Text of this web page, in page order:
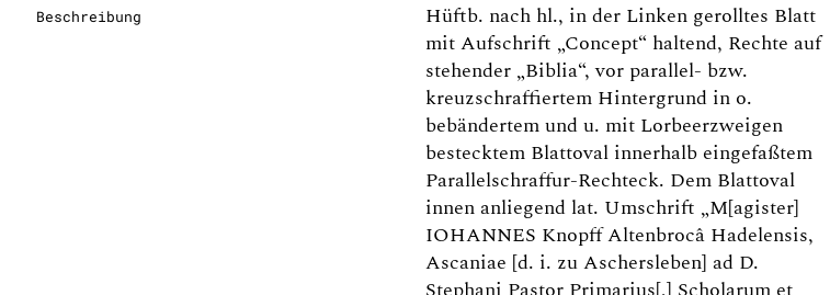
Beschreibung
Hüftb. nach hl., in der Linken gerolltes Blatt
mit Aufschrift „Concept“ haltend, Rechte auf
stehender „Biblia“, vor parallel- bzw.
kreuzschraffiertem Hintergrund in o.
bebändertem und u. mit Lorbeerzweigen
bestecktem Blattoval innerhalb eingefaßtem
Parallelschraffur-Rechteck. Dem Blattoval
innen anliegend lat. Umschrift „M[agister]
IOHANNES Knopff Altenbrocâ Hadelensis,
Ascaniae [d. i. zu Aschersleben] ad D.